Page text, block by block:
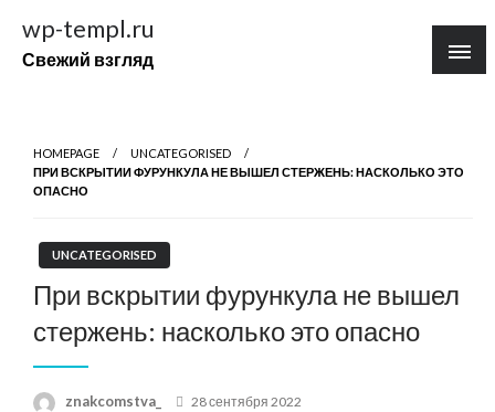
содержимому
wp-templ.ru
Свежий взгляд
HOMEPAGE
UNCATEGORISED
ПРИ ВСКРЫТИИ ФУРУНКУЛА НЕ ВЫШЕЛ СТЕРЖЕНЬ: НАСКОЛЬКО ЭТО
ОПАСНО
UNCATEGORISED
При вскрытии фурункула не вышел
стержень: насколько это опасно
znakcomstva_
Posted
28 сентября 2022